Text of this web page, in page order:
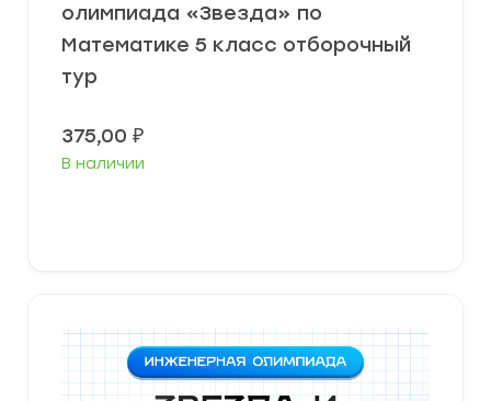
олимпиада «Звезда» по
Математике 5 класс отборочный
тур
375,00 ₽
В наличии